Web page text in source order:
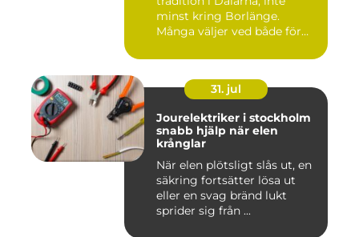
minst kring Borlänge.
Många väljer ved både för
31. jul
Jourelektriker i stockholm
snabb hjälp när elen
krånglar
När elen plötsligt slås ut, en
säkring fortsätter lösa ut
eller en svag bränd lukt
sprider sig från ...